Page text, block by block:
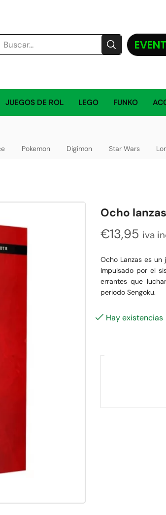
JUEGOS DE ROL LEGO FUNKO
Pokemon Digimon Star Wars
Ocho lanzas
€13,95 iva
Ocho Lanzas es
Impulsado por el
errantes que
periodo Sengoku.
Hay existencias